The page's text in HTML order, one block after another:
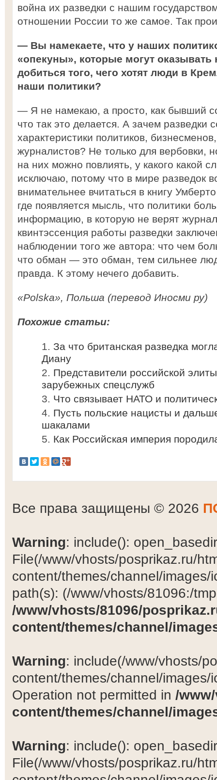
война их разведки с нашим
отношении России то же самое. Так
— Вы намекаете, что у наших
«опекуны», которые могут
добиться того, чего хотят люди в
наши политики?
— Я не намекаю, а просто, как бывший
что так это делается. А зачем разведки
характеристики политиков,
журналистов? Не только для вербовки,
на них можно повлиять, у какого какой
исключаю, потому что в мире разведок
внимательнее вчитаться в книгу
где появляется мысль, что политики
информацию, в которую не верят
квинтэссенция работы разведки
наблюдении того же автора: что чем
что обман — это обман, тем сильнее
правда. К этому нечего добавить.
«Polska», Польша (перевод Иносми ру)
Похожие статьи:
За что британская разведка
Диану
Представители российской
зарубежных спецслужб
Что связывает НАТО и
Пусть польские нацисты и
шакалами
Как Российская империя
Все права защищены © 2026
Warning: include():
File(/www/vhosts/posprikaz.ru/
content/themes/channel/
path(s): (/www/vhosts/81096:/
/www/vhosts/81096/
content/themes/channel/
Warning: include(/www/vhosts/
content/themes/channel/
Operation not permitted in /
content/themes/channel/
Warning: include():
File(/www/vhosts/posprikaz.ru/